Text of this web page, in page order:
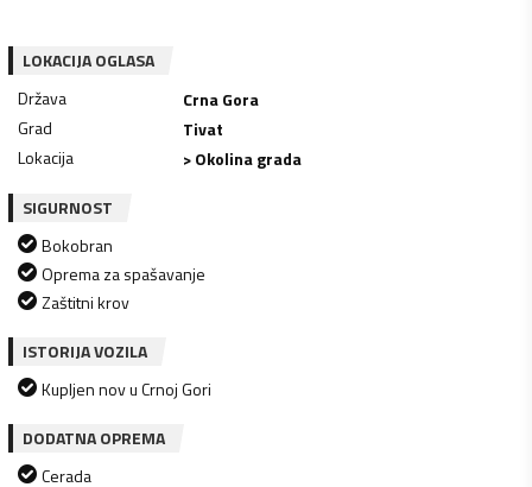
LOKACIJA OGLASA
Država
Crna Gora
Grad
Tivat
Lokacija
> Okolina grada
SIGURNOST
Bokobran
Oprema za spašavanje
Zaštitni krov
ISTORIJA VOZILA
Kupljen nov u Crnoj Gori
DODATNA OPREMA
Cerada